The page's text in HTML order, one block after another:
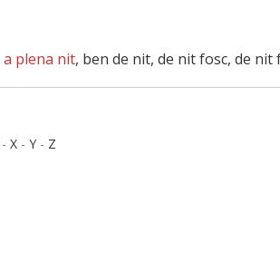
a plena nit, ben de nit, de nit fosc, de nit
- X - Y - Z